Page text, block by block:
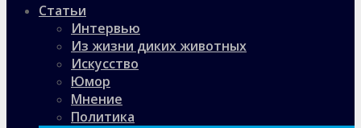
Статьи
Интервью
Из жизни диких животных
Искусство
Юмор
Мнение
Политика